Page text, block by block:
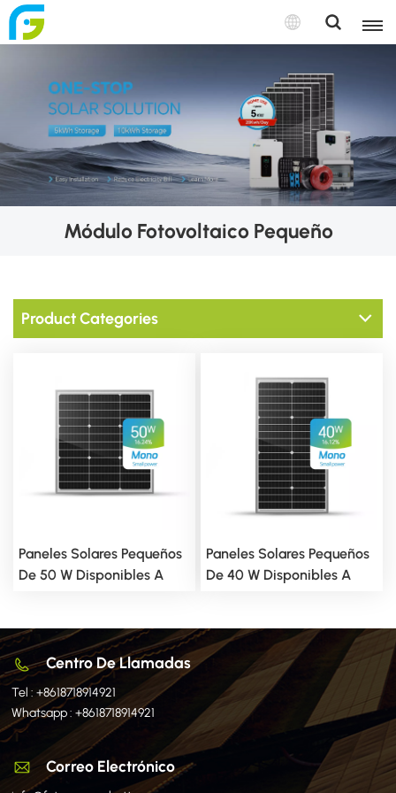
Módulo Fotovoltaico Pequeño
Product Categories
Paneles Solares Pequeños
De 50 W Disponibles A
Paneles Solares Pequeños
De 40 W Disponibles A
Centro De Llamadas
Tel :+8618718914921
Whatsapp :+8618718914921
Correo Electrónico